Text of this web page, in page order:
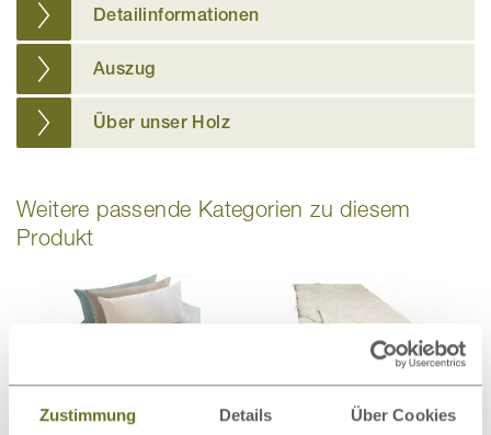
Zustimmung Details Über Cookies
Detailinformationen
Auszug
Über unser Holz
Weitere passende Kategorien zu diesem
Produkt
Bio-Bettwäsche Bettdecken